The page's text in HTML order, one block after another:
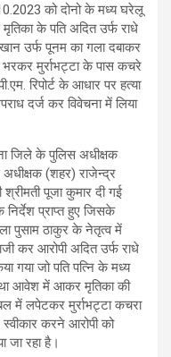
को दोनो के मध्य घरेलू
के पति अदित उर्फ राधे
उर्फ पूनम का गला दबाकर
मुर्राभट्टा के पास कचरे
रिपोर्ट के आधार पर हत्या
दर्ज कर विवेचना में लिया
जिले के पुलिस अधीक्षक
(शहर) राजेन्द्र
पूजा कुमार दी गई
प्राप्त हुए जिसके
पुसाम ठाकुर के नेतृत्व में
कर आरोपी अदित उर्फ राधे
गया जो पति पत्नि के मध्य
तथा आवेश में आकर मृतिका की
में लपेटकर मुर्राभट्टा कचरा
करने आरोपी को
जा रहा है।